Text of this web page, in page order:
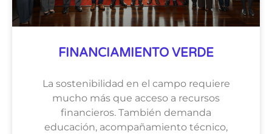
FINANCIAMIENTO VERDE
La sostenibilidad en el campo requiere
mucho más que acceso a recursos
financieros. También demanda
educación, acompañamiento técnico,